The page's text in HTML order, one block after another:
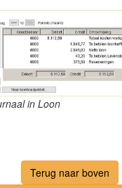
in Loon
Terug naar boven